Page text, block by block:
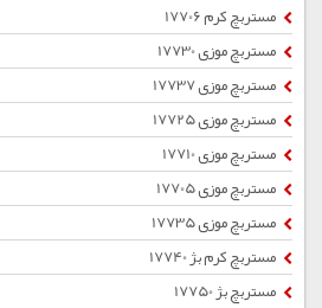
مستربچ کرم 17706
مستربچ موزی 17730
مستربچ موزی 17737
مستربچ موزی 17725
مستربچ موزی 17710
مستربچ موزی 17705
مستربچ موزی 17735
مستربچ کرم بژ 17740
مستربچ بژ 17750